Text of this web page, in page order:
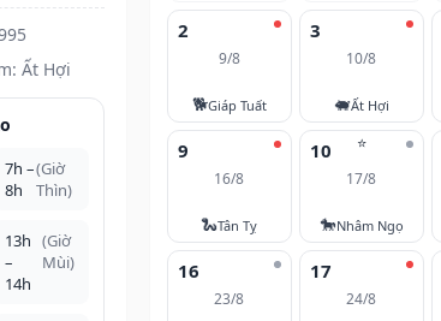
Ất Hợi
7h –
8h
(Giờ
Thìn)
13h
–
14h
(Giờ
Mùi)
2
9/8
🐕Giáp Tuất
3
10/8
🐖Ất Hợi
9
16/8
🐍Tân Tỵ
⭐
10
17/8
🐎Nhâm Ngọ
16
23/8
17
24/8